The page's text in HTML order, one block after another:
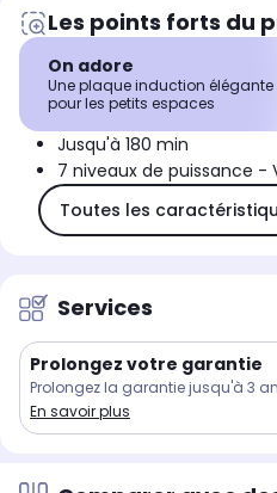
Les points forts du
On adore
Une plaque induction
pour les petits espaces
Jusqu'à 180 min
7 niveaux de puissance -
Toutes les
Services
Prolongez votre garantie
Prolongez la garantie jusqu'à 3
En savoir plus